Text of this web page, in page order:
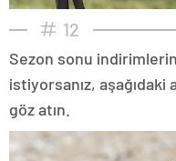
12
Sezon sonu
istiyorsanız, aşağıdaki
göz atın.